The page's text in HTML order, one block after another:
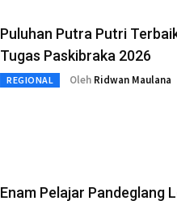
Puluhan Putra Putri
Tugas Paskibraka 2026
REGIONAL Oleh Ridwan Maulana
Enam Pelajar Pandeglang